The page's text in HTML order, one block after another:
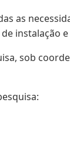
as
instalação
sob